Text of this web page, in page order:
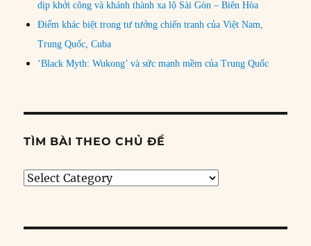
dịp khởi công và khánh thành xa lộ Sài Gòn – Biên Hòa
Điểm khác biệt trong tư tưởng chiến tranh của Việt Nam,
Trung Quốc, Cuba
‘Black Myth: Wukong’ và sức mạnh mềm của Trung Quốc
TÌM BÀI THEO CHỦ ĐỀ
Tìm